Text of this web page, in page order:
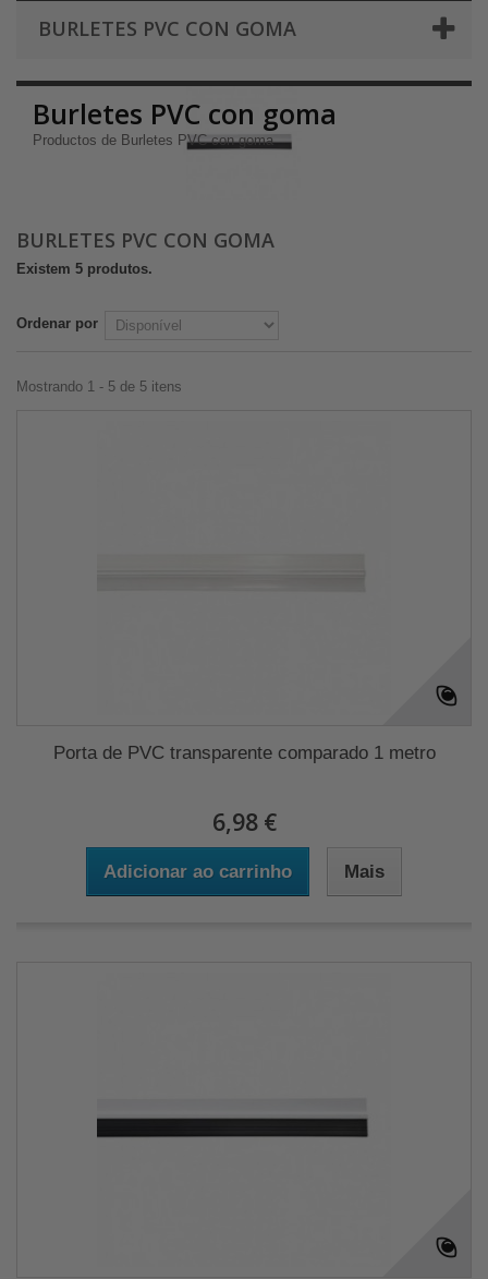
BURLETES PVC CON GOMA
Burletes PVC con goma
Productos de Burletes PVC con goma
BURLETES PVC CON GOMA
Existem 5 produtos.
Ordenar por
Mostrando 1 - 5 de 5 itens
Porta de PVC transparente comparado 1 metro
6,98 €
Adicionar ao carrinho Mais